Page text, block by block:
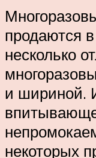
продаются
несколько
и шириной.
некоторых